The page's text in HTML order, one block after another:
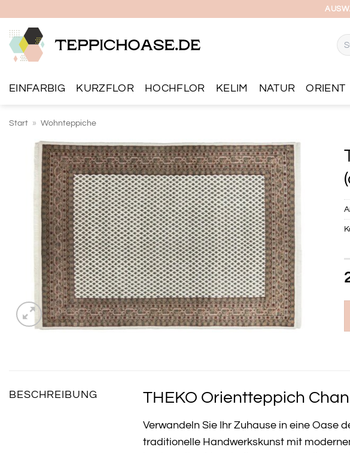
springen
EINFARBIG KURZFLOR HOCHFLOR KELIM NATUR ORIENT
Start » Wohnteppiche
BESCHREIBUNG THEKO Orientteppich
Verwandeln Sie Ihr Zuhause in eine Oase
traditionelle Handwerkskunst mit